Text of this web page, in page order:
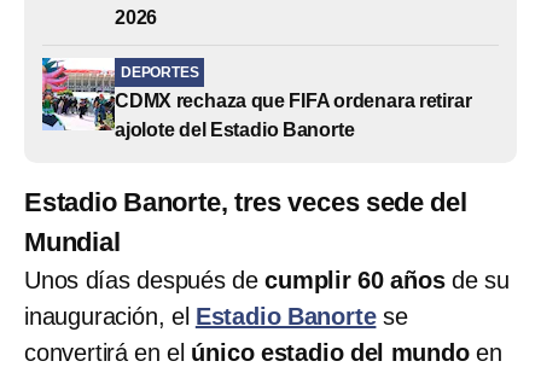
2026
DEPORTES
CDMX rechaza que FIFA ordenara retirar
ajolote del Estadio Banorte
Estadio Banorte, tres veces sede del
Mundial
Unos días después decumplir 60 añosde su
inauguración, el Estadio Banortese
convertirá en el único estadio del mundoen